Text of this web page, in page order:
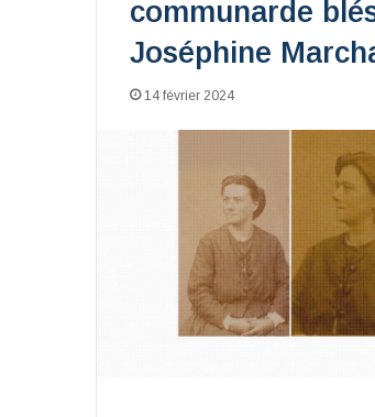
communarde
Joséphine
14 février 2024